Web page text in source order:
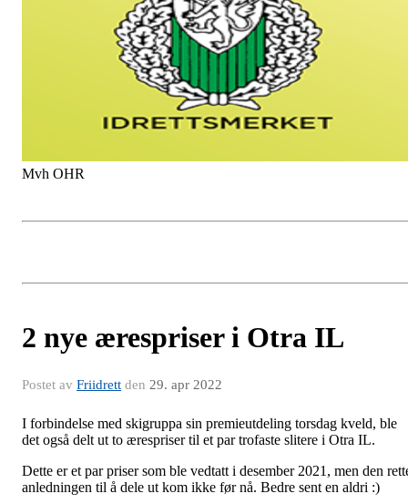
Mvh OHR
2 nye ærespriser i Otra IL
Postet av Friidrett den 29. apr 2022
I forbindelse med skigruppa sin premieutdeling torsdag kveld, ble
det også delt ut to ærespriser til et par trofaste slitere i Otra IL.
Dette er et par priser som ble vedtatt i desember 2021, men den
anledningen til å dele ut kom ikke før nå. Bedre sent en aldri :)